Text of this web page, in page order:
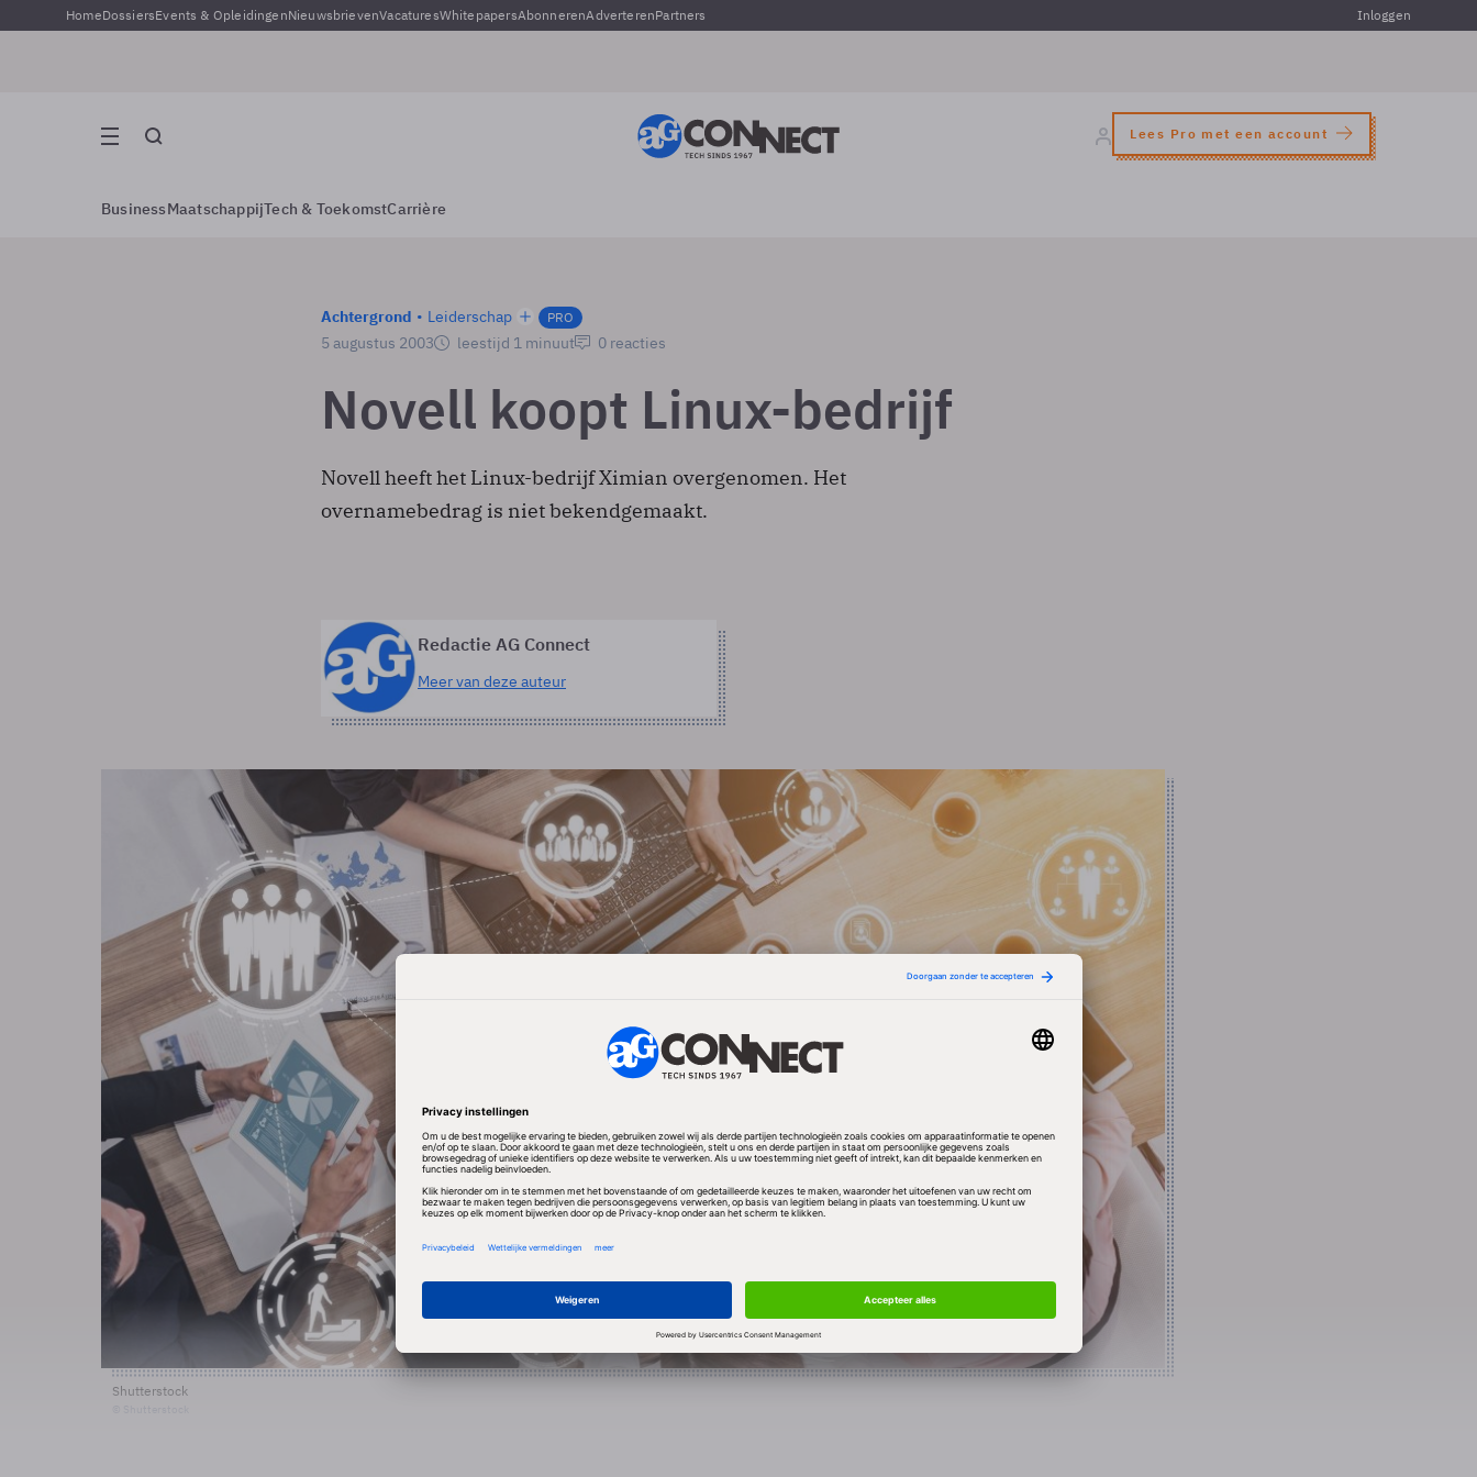
HomeDossiersEvents & OpleidingenNieuwsbrievenVacaturesWhitepapersAbonnerenAdverterenPartners Inloggen
Lees Pro met een account
BusinessMaatschappijTech & ToekomstCarrière
Achtergrond Leiderschap PRO
5 augustus 2003 leestijd 1 minuut 0 reacties
Novell koopt Linux-bedrijf
Novell heeft het Linux-bedrijf Ximian overgenomen. Het
overnamebedrag is niet bekendgemaakt.
Redactie AG Connect
Meer van deze auteur
Shutterstock